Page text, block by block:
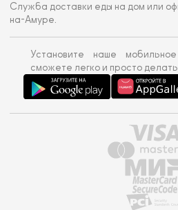
Служба доставки еды на дом или
на-Амуре.
Установите наше
сможете легко и просто